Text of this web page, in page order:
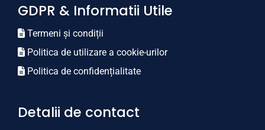
GDPR & Informatii Utile
Termeni și condiții
Politica de utilizare a cookie-urilor
Politica de confidențialitate
Detalii de contact